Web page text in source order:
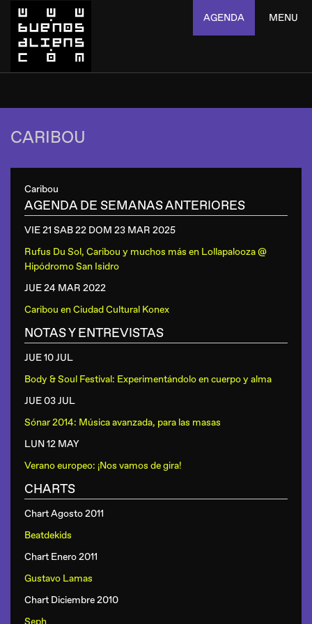
AGENDA MENU
CARIBOU
Caribou
AGENDA DE SEMANAS ANTERIORES
VIE 21 SAB 22 DOM 23 MAR 2025
Rufus Du Sol, Caribou y muchos más en Lollapalooza @
Hipódromo San Isidro
JUE 24 MAR 2022
Caribou enCiudad Cultural Konex
NOTAS Y ENTREVISTAS
JUE 10 JUL
Body & Soul Festival: Experimentándolo en cuerpo y alma
JUE 03 JUL
Sónar 2014: Música avanzada, para las masas
LUN 12 MAY
Verano europeo: ¡Nos vamos de gira!
CHARTS
Chart Agosto 2011
Beatdekids
Chart Enero 2011
Gustavo Lamas
Chart Diciembre 2010
Seph